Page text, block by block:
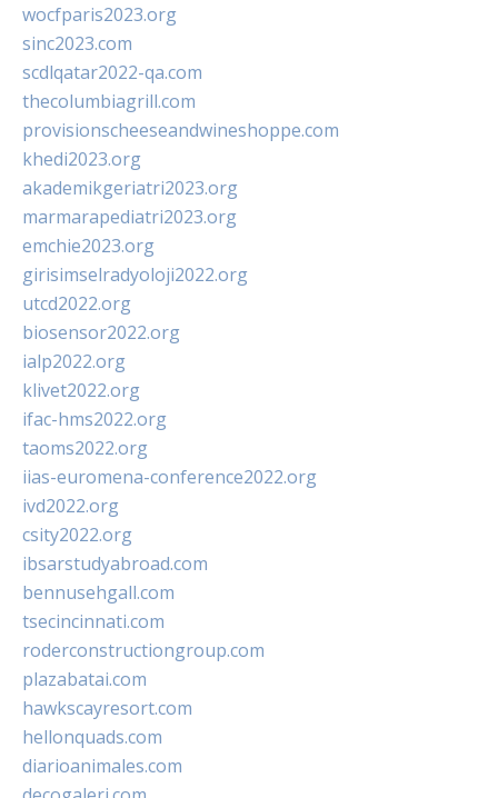
wocfparis2023.org
sinc2023.com
scdlqatar2022-qa.com
thecolumbiagrill.com
provisionscheeseandwineshoppe.com
khedi2023.org
akademikgeriatri2023.org
marmarapediatri2023.org
emchie2023.org
girisimselradyoloji2022.org
utcd2022.org
biosensor2022.org
ialp2022.org
klivet2022.org
ifac-hms2022.org
taoms2022.org
iias-euromena-conference2022.org
ivd2022.org
csity2022.org
ibsarstudyabroad.com
bennusehgall.com
tsecincinnati.com
roderconstructiongroup.com
plazabatai.com
hawkscayresort.com
hellonquads.com
diarioanimales.com